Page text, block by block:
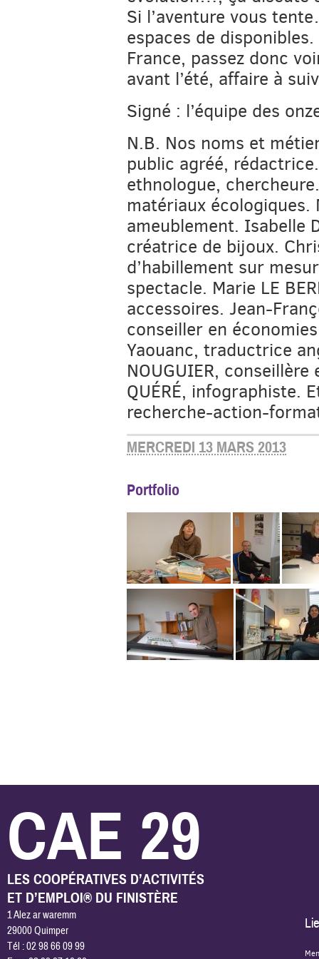
Si l’aventure vous
espaces de
France, passez donc
avant l’été, affaire à
Signé : l’équipe des
N.B. Nos noms et
public agréé,
ethnologue,
matériaux écologiques.
ameublement. Isabelle
créatrice de bijoux.
d’habillement sur
spectacle. Marie LE
accessoires. Jean-
conseiller en
Yaouanc, traductrice
NOUGUIER,
QUÉRÉ, infographiste.
recherche-action-
MERCREDI 13 MARS 2013
Portfolio
CAE 29
LES COOPÉRATIVES D’ACTIVITÉS
ET D’EMPLOI® DU FINISTÈRE
1 Alez ar waremm
29000 Quimper
Tél : 02 98 66 09 99